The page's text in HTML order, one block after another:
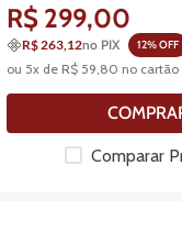
R$ 299,00
R$ 263,12no PIX 12% OFF
ou 5x de R$ 59 80 no cartão
Comparar